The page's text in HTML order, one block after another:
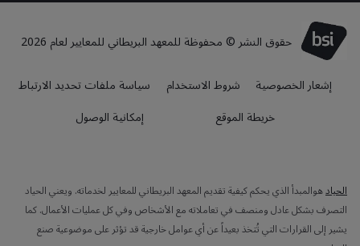
حقوق النشر © محفوظة للمعهد البريطاني للمعايير لعام 2026
إشعار الخصوصية
شروط الاستخدام
سياسة ملفات تحديد الارتباط
خريطة الموقع
إمكانية الوصول
الحيادهوالمبدأ الذي يحكم كيفية تقديم المعهد البريطاني للمعايير لخدماته. ويعني الحياد
التصرف بشكل عادل ومنصف في تعاملاته مع الأشخاص وفي كل عمليات الأعمال. كما
يشير إلى القرارات التي تُتخذ بعيداً عن أي عوامل خارجية قد تؤثر على موضوعية صنع